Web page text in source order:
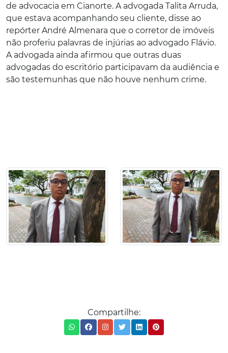
de advocacia em Cianorte. A advogada Talita Arruda,
que estava acompanhando seu cliente, disse ao
repórter André Almenara que o corretor de imóveis
não proferiu palavras de injúrias ao advogado Flávio.
A advogada ainda afirmou que outras duas
advogadas do escritório participavam da audiência e
são testemunhas que não houve nenhum crime.
Compartilhe: